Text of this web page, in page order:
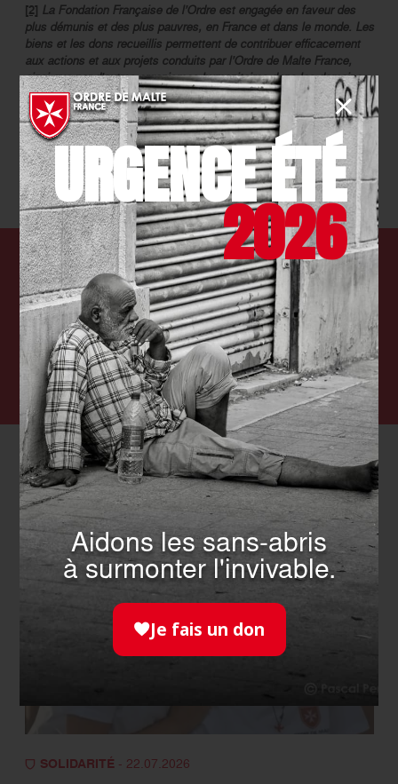
[2] La Fondation Française de l’Ordre est engagée en faveur des
plus démunis et des plus pauvres, en France et dans le monde. Les
biens et les dons recueillis permettent de contribuer efficacement
aux actions et aux projets conduits par l’Ordre de Malte France,
ainsi que par d’autres organismes humanitaires dans les domaines
de la lutte contre la maladie, du handicap physique, mental ou
social, de la protection de la mère et de l’enfant, de la protection
des personnes âgées, mais également dans les domaines toujours
plus urgents de l’assistance humanitaire et de la lutte contre la faim
et la malnutrition.
Chaque jour, nous agissons
auprès des plus fragiles. Aidez-
nous à les soutenir !
FAIRE UN DON
Actualités qui pourraient vous intéresser
SOLIDARITÉ- 22.07.2026
URGENCE ÉTÉ
2026
Aidons les sans-abris
à surmonter l'invivable.
Je fais un don